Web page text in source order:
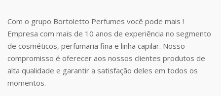
Com o grupo Bortoletto Perfumes você pode mais !
Empresa com mais de 10 anos de experiência no segmento
de cosméticos, perfumaria fina e linha capilar. Nosso
compromisso é oferecer aos nossos clientes produtos de
alta qualidade e garantir a satisfação deles em todos os
momentos.